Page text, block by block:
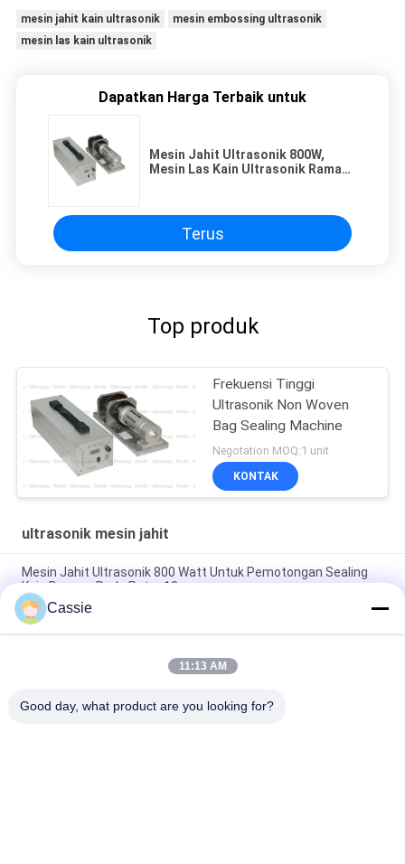
mesin jahit kain ultrasonik
mesin embossing ultrasonik
mesin las kain ultrasonik
Dapatkan Harga Terbaik untuk
Mesin Jahit Ultrasonik 800W,
Mesin Las Kain Ultrasonik Ramah
Terus
Top produk
Frekuensi Tinggi
Ultrasonik Non Woven
Bag Sealing Machine
Negotation MOQ:1 unit
KONTAK
ultrasonik mesin jahit
Mesin Jahit Ultrasonik 800 Watt Untuk Pemotongan Sealing
Kain Dengan Roda Putar 12mm
Sistem Pengelasan Ultrasonik Frekuensi Tinggi 20Khz 2500w
Mulus
Sonotroda Ultrasonik Berkecepatan Tinggi Dengan Generator
Cassie
11:13 AM
Good day, what product are you looking for?